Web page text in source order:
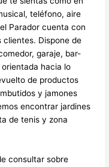
teléfono, aire
Parador cuenta con
clientes. Dispone de
garaje, bar-
hacia lo
de productos
y jamones
encontrar jardines
de tenis y zona
consultar sobre